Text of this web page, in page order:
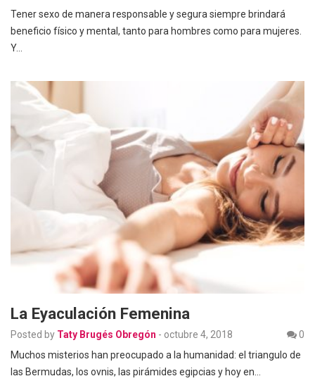
Tener sexo de manera responsable y segura siempre brindará
beneficio físico y mental, tanto para hombres como para mujeres.
Y…
La Eyaculación Femenina
Posted by Taty Brugés Obregón - octubre 4, 2018
0
Muchos misterios han preocupado a la humanidad: el triangulo de
las Bermudas, los ovnis, las pirámides egipcias y hoy en…